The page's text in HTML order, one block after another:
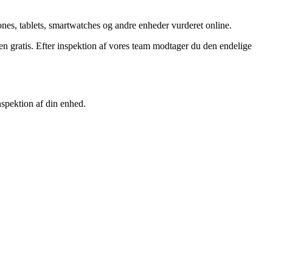
tablets, smartwatches og andre enheder vurderet online.
gratis. Efter inspektion af vores team modtager du den endelige
af din enhed.